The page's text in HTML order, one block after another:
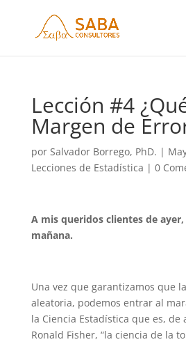
Lección #4
Margen de
por Salvador Borrego, PhD. |
Lecciones de Estadística | 0
A mis queridos clientes de
mañana.
Una vez que garantizamos que
aleatoria, podemos entrar al
la Ciencia Estadística que es, de
Ronald Fisher, “la ciencia de la